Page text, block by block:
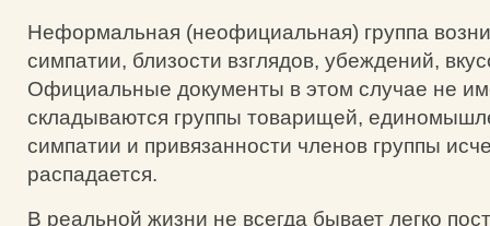
Неформальная (неофициальная) группа
симпатии, близости взглядов, убеждений,
Официальные документы в этом случае не
складываются группы товарищей,
симпатии и привязанности членов группы
распадается.
В реальной жизни не всегда бывает легко